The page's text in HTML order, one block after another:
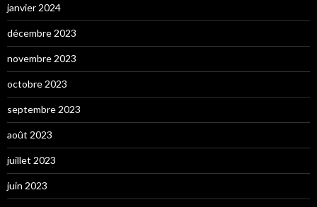
janvier 2024
décembre 2023
novembre 2023
octobre 2023
septembre 2023
août 2023
juillet 2023
juin 2023